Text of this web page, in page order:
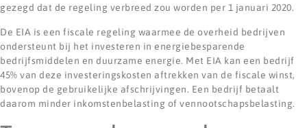
gezegd dat de regeling verbreed zou worden per 1 januari 2020.
De EIA is een fiscale regeling waarmee de overheid bedrijven
ondersteunt bij het investeren in energiebesparende
bedrijfsmiddelen en duurzame energie. Met EIA kan een bedrijf
45% van deze investeringskosten aftrekken van de fiscale winst,
bovenop de gebruikelijke afschrijvingen. Een bedrijf betaalt
daarom minder inkomstenbelasting of vennootschapsbelasting.